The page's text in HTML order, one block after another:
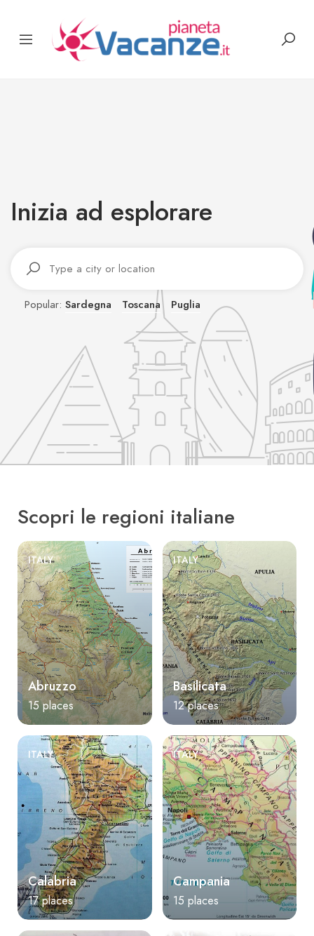
Inizia ad esplorare
Popular: Sardegna Toscana Puglia
Scopri le regioni italiane
ITALY
Abruzzo
15 places
ITALY
Basilicata
12 places
ITALY
Calabria
17 places
ITALY
Campania
15 places